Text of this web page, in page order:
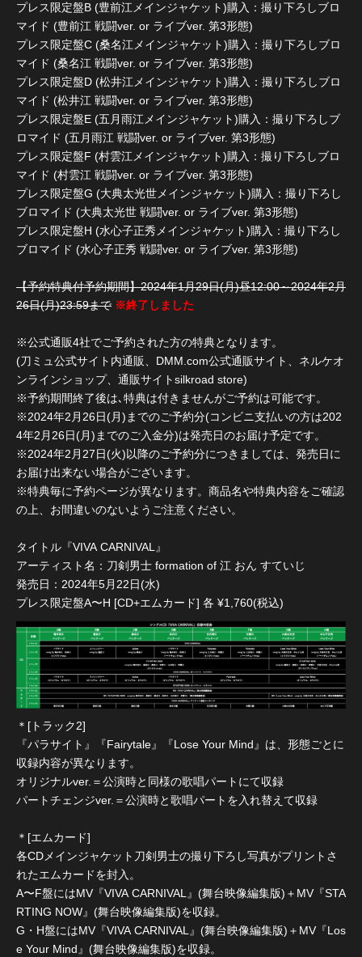
プレス限定盤B (豊前江メインジャケット)購入：撮り下ろしブロ
マイド (豊前江 戦闘ver. or ライブver. 第3形態)
プレス限定盤C (桑名江メインジャケット)購入：撮り下ろしブロ
マイド (桑名江 戦闘ver. or ライブver. 第3形態)
プレス限定盤D (松井江メインジャケット)購入：撮り下ろしブロ
マイド (松井江 戦闘ver. or ライブver. 第3形態)
プレス限定盤E (五月雨江メインジャケット)購入：撮り下ろしブ
ロマイド (五月雨江 戦闘ver. or ライブver. 第3形態)
プレス限定盤F (村雲江メインジャケット)購入：撮り下ろしブロ
マイド (村雲江 戦闘ver. or ライブver. 第3形態)
プレス限定盤G (大典太光世メインジャケット)購入：撮り下ろし
ブロマイド (大典太光世 戦闘ver. or ライブver. 第3形態)
プレス限定盤H (水心子正秀メインジャケット)購入：撮り下ろし
ブロマイド (水心子正秀 戦闘ver. or ライブver. 第3形態)
【予約特典付予約期間】2024年1月29日(月)昼12:00～2024年2月
26日(月)23:59まで ※終了しました
※公式通販4社でご予約された方の特典となります。
(刀ミュ公式サイト内通販、DMM.com公式通販サイト、ネルケオ
ンラインショップ、通販サイトsilkroad store)
※予約期間終了後は､特典は付きませんがご予約は可能です。
※2024年2月26日(月)までのご予約分(コンビニ支払いの方は202
4年2月26日(月)までのご入金分)は発売日のお届け予定です。
※2024年2月27日(火)以降のご予約分につきましては、発売日に
お届け出来ない場合がございます。
※特典毎に予約ページが異なります。商品名や特典内容をご確認
の上、お間違いのないようご注意ください。
タイトル『VIVA CARNIVAL』
アーティスト名：刀剣男士 formation of 江 おん すていじ
発売日：2024年5月22日(水)
プレス限定盤A〜H [CD+エムカード] 各 ¥1,760(税込)
＊[トラック2]
『パラサイト』『Fairytale』『Lose Your Mind』は、形態ごとに
収録内容が異なります。
オリジナルver.＝公演時と同様の歌唱パートにて収録
パートチェンジver.＝公演時と歌唱パートを入れ替えて収録
＊[エムカード]
各CDメインジャケット刀剣男士の撮り下ろし写真がプリントさ
れたエムカードを封入。
A〜F盤にはMV『VIVA CARNIVAL』(舞台映像編集版)＋MV『STA
RTING NOW』(舞台映像編集版)を収録。
G・H盤にはMV『VIVA CARNIVAL』(舞台映像編集版)＋MV『Los
e Your Mind』(舞台映像編集版)を収録。